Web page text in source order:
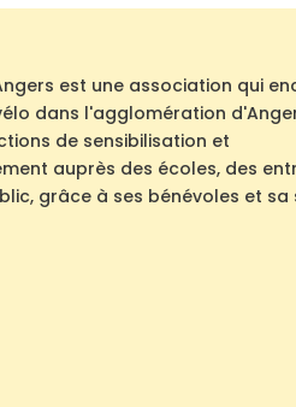
est une association qui
dans l'agglomération
de sensibilisation et
auprès des écoles, des
grâce à ses bénévoles et sa